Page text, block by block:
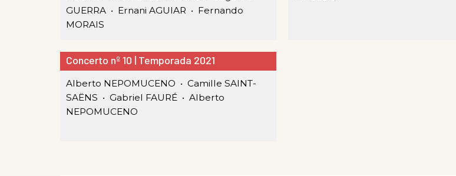
GUERRA • Ernani AGUIAR • Fernando
MORAIS
Concerto nº 10 | Temporada 2021
Alberto NEPOMUCENO • Camille SAINT-
SAËNS • Gabriel FAURÉ • Alberto
NEPOMUCENO